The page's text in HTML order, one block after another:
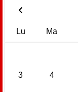
Lu Ma
3 4